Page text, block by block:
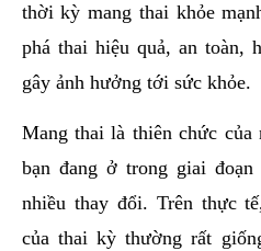
thời kỳ mang thai khỏe
phá thai hiệu quả, an toàn,
gây ảnh hưởng tới sức khỏe.
Mang thai là thiên chức
bạn đang ở trong giai
nhiều thay đổi. Trên thực
của thai kỳ thường rất